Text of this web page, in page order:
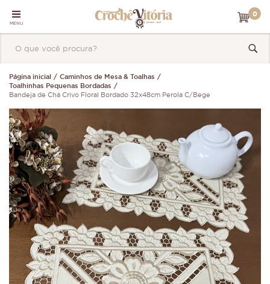
MENU
0
Página inicial
Caminhos de Mesa & Toalhas
Toalhinhas Pequenas Bordadas
Bandeja de Chá Crivo Floral Bordado 32x48cm Perola C/Bege